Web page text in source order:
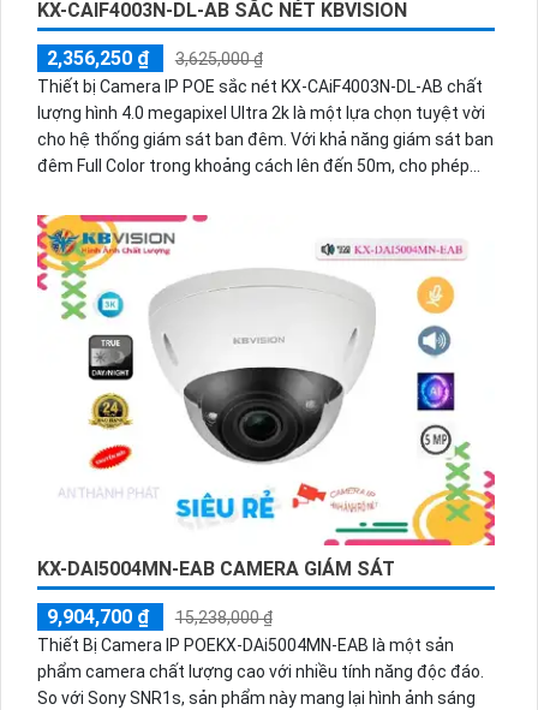
KX-CAIF4003N-DL-AB SẮC NÉT KBVISION
2,356,250 ₫
3,625,000 ₫
Thiết bị Camera IP POE sắc nét KX-CAiF4003N-DL-AB chất
lượng hình 4.0 megapixel Ultra 2k là một lựa chọn tuyệt vời
cho hệ thống giám sát ban đêm. Với khả năng giám sát ban
đêm Full Color trong khoảng cách lên đến 50m, cho phép
trời thân kim loại, mang lại độ bền và độ ổn định cao. Được
trang bị công nghệ IP POE, thiết bị này dễ dàng tích hợp với
nhiều hệ thống. Đặc biệt, nó còn tích hợp khả năng Công
Nghệ AI, giúp đáp ứng các dự án cao cấp một cách hiệu
quả.
KX-DAI5004MN-EAB CAMERA GIÁM SÁT
9,904,700 ₫
15,238,000 ₫
Thiết Bị Camera IP POEKX-DAi5004MN-EAB là một sản
phẩm camera chất lượng cao với nhiều tính năng độc đáo.
So với Sony SNR1s, sản phẩm này mang lại hình ảnh sáng